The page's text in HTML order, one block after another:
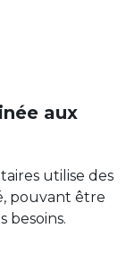
aux
utilise des
pouvant être
besoins.